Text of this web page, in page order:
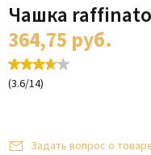
Чашка
364,75 руб.
(3.6/14)
Задать вопрос о